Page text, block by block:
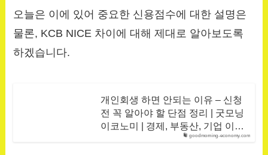
오늘은 이에 있어 중요한 신용점수에 대한 설명은
물론, KCB NICE 차이에 대해 제대로 알아보도록
하겠습니다.
goodmorning-economy.com
개인회생 하면 안되는 이유 – 신청
전 꼭 알아야 할 단점 정리 | 굿모닝
이코노미 | 경제, 부동산, 기업 이…